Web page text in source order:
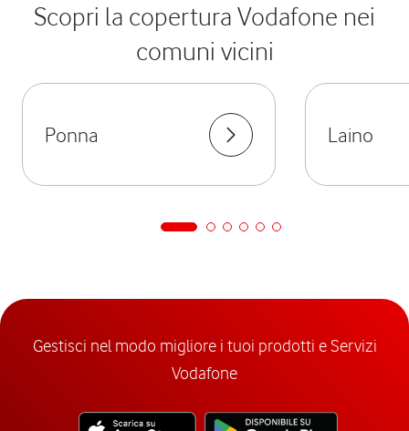
Scopri la copertura Vodafone nei
comuni vicini
Ponna Laino
Gestisci nel modo migliore i tuoi prodotti e Servizi
Vodafone